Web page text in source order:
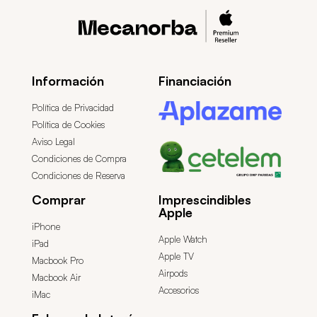
Información
Política de Privacidad
Política de Cookies
Aviso Legal
Condiciones de Compra
Condiciones de Reserva
Financiación
Comprar
iPhone
iPad
Macbook Pro
Macbook Air
iMac
Imprescindibles
Apple
Apple Watch
Apple TV
Airpods
Accesorios